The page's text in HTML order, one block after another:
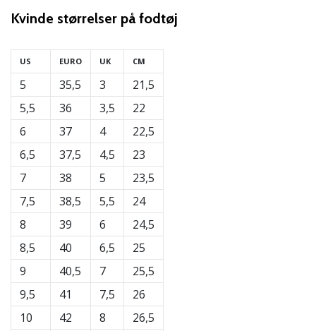
Bliv
del…
Vis alle
artikler
Kvinde størrelser på fodtøj
US
5
5,5
6
6,5
7
7,5
8
8,5
9
9,5
10
EURO
35,5
36
37
37,5
38
38,5
39
40
40,5
41
42
UK
3
3,5
4
4,5
5
5,5
6
6,5
7
7,5
8
CM
21,5
22
22,5
23
23,5
24
24,5
25
25,5
26
26,5